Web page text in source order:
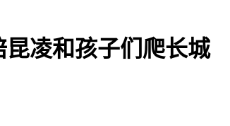
凌和孩子们爬长城